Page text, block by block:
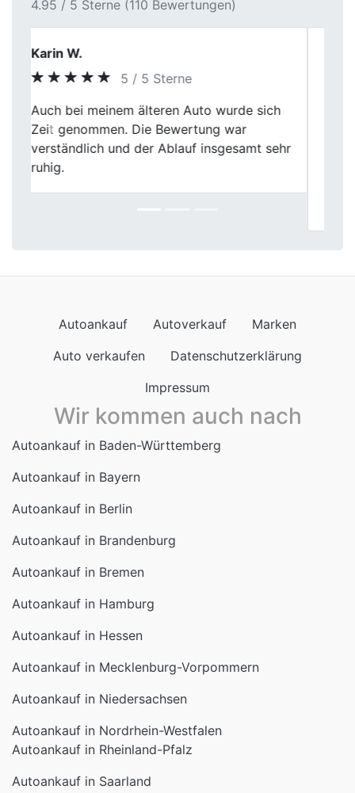
4.95 / 5 Sterne (110 Bewertungen)
Torsten K.
5 / 5 Sterne
Der Autoankauf war ein Volltreffer! Die
Jungs waren mega freundlich und haben
sich Zeit genommen, all meine Fragen zu
beantworten. Fairer Preis und
Previous
Autoankauf Autoverkauf
Marken
Auto verkaufen
Datenschutzerklärung
Impressum
Wir kommen auch nach
Autoankauf in Baden-Württemberg
Autoankauf in Bayern
Autoankauf in Berlin
Autoankauf in Brandenburg
Autoankauf in Bremen
Autoankauf in Hamburg
Autoankauf in Hessen
Autoankauf in Mecklenburg-Vorpommern
Autoankauf in Niedersachsen
Autoankauf in Nordrhein-Westfalen
Autoankauf in Rheinland-Pfalz
Autoankauf in Saarland